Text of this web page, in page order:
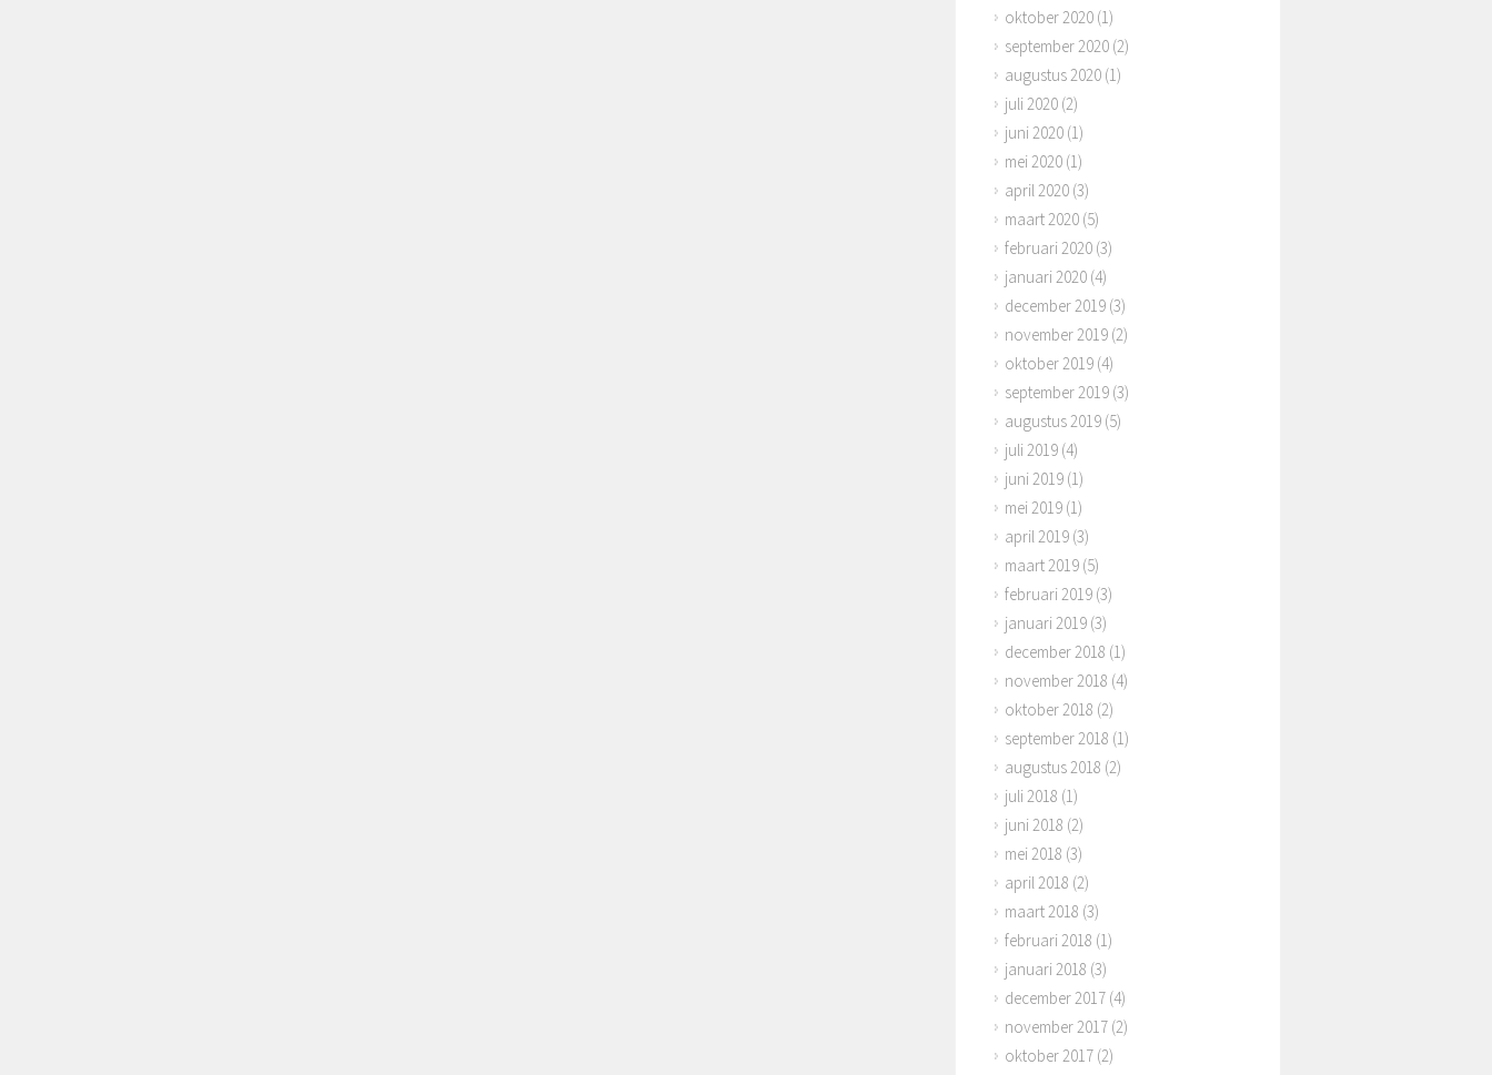
oktober 2020(1)
september 2020(2)
augustus 2020(1)
juli 2020(2)
juni 2020(1)
mei 2020(1)
april 2020(3)
maart 2020(5)
februari 2020(3)
januari 2020(4)
december 2019(3)
november 2019(2)
oktober 2019(4)
september 2019(3)
augustus 2019(5)
juli 2019(4)
juni 2019(1)
mei 2019(1)
april 2019(3)
maart 2019(5)
februari 2019(3)
januari 2019(3)
december 2018 (1)
november 2018 (4)
oktober 2018 (2)
september 2018 (1)
augustus 2018 (2)
juli 2018 (1)
juni 2018 (2)
mei 2018 (3)
april 2018 (2)
maart 2018 (3)
februari 2018 (1)
januari 2018 (3)
december 2017(4)
november 2017(2)
oktober 2017(2)